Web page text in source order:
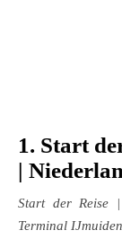
1. Start
|
Start der Reise |
Terminal